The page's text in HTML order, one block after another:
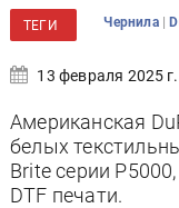
ТЕГИ Чернила |
13 февраля 2025 г.
Американская
белых
Brite серии
DTF печати.